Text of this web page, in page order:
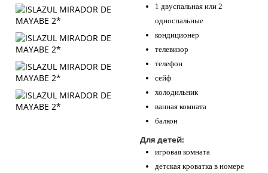
1 двуспальная или 2
односпальные
кондиционер
телевизор
телефон
сейф
холодильник
ванная комната
балкон
Для детей:
игровая комната
детская кроватка в номере